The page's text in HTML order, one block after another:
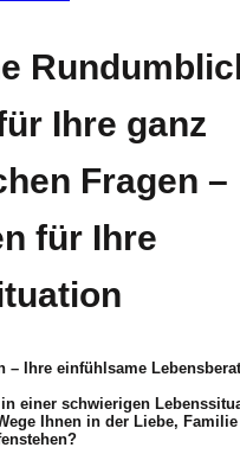
Ihre ganz
Fragen –
für Ihre
– Ihre einfühlsame
einer schwierigen
Ihnen in der Liebe,